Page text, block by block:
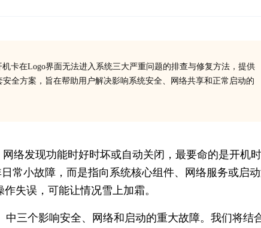
卡在Logo界面无法进入系统三大严重问题的排查与修复方法，提供
全方案，旨在帮助用户解决影响系统安全、网络共享和正常启动的
络发现功能时好时坏或自动关闭，最要命的是开机
常小故障，而是指向系统核心组件、网络服务或启
失误，可能让情况雪上加霜。
中三个影响安全、网络和启动的重大故障。我们将结